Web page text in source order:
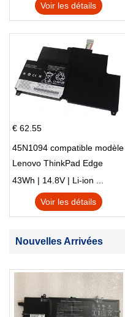
Voir les détails
€ 62.55
45N1094 compatible modèle
Lenovo ThinkPad Edge
S230u Twist
43Wh | 14.8V | Li-ion ...
Voir les détails
Nouvelles Arrivées